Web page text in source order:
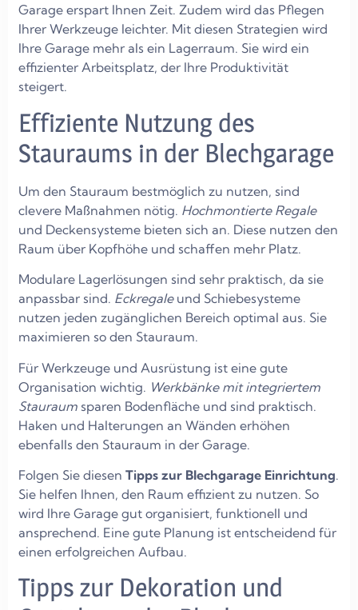
Garage erspart Ihnen Zeit. Zudem wird das Pflegen
Ihrer Werkzeuge leichter. Mit diesen Strategien wird
Ihre Garage mehr als ein Lagerraum. Sie wird ein
effizienter Arbeitsplatz, der Ihre Produktivität
steigert.
Effiziente Nutzung des
Stauraums in der Blechgarage
Um den Stauraum bestmöglich zu nutzen, sind
clevere Maßnahmen nötig. Hochmontierte Regale
und Deckensysteme bieten sich an. Diese nutzen den
Raum über Kopfhöhe und schaffen mehr Platz.
Modulare Lagerlösungen sind sehr praktisch, da sie
anpassbar sind. Eckregaleund Schiebesysteme
nutzen jeden zugänglichen Bereich optimal aus. Sie
maximieren so den Stauraum.
Für Werkzeuge und Ausrüstung ist eine gute
Organisation wichtig. Werkbänke mit integriertem
Stauraum sparen Bodenfläche und sind praktisch.
Haken und Halterungen an Wänden erhöhen
ebenfalls den Stauraum in der Garage.
Folgen Sie diesen Tipps zur Blechgarage Einrichtung.
Sie helfen Ihnen, den Raum effizient zu nutzen. So
wird Ihre Garage gut organisiert, funktionell und
ansprechend. Eine gute Planung ist entscheidend für
einen erfolgreichen Aufbau.
Tipps zur Dekoration und